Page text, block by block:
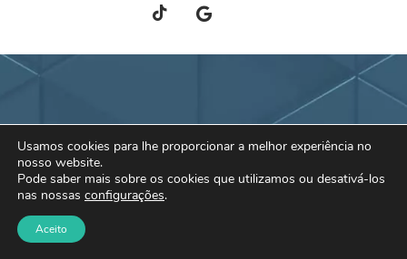
TikTokGoogle
NewsSky
Usamos cookies para lhe proporcionar a melhor experiência no
nosso website.
Pode saber mais sobre os cookies que utilizamos ou desativá-los
nas nossas configurações.
Aceito